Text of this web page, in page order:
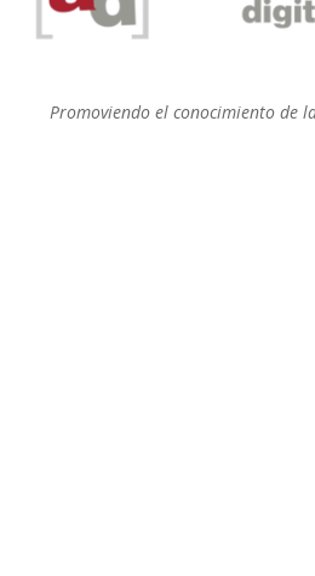
Promoviendo el conocimiento de